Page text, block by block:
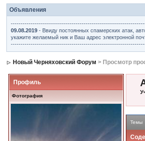
Объявления
09.08.2019 - Ввиду постоянных спамерских атак,
укажите желаемый ник и Ваш адрес электронной
Новый Черняховский Форум > Просмотр
Профиль
Фотография
Темы